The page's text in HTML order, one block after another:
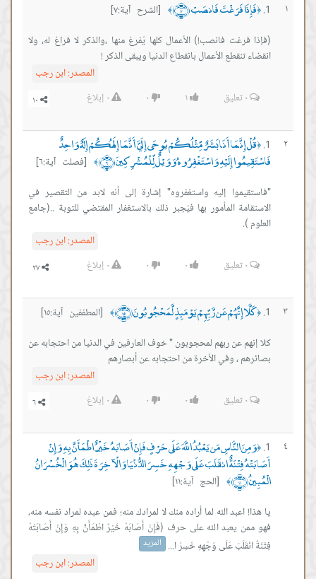
١ ﴿فَإِذَا فَرَغْتَ فَانصَبْ ﴿٧﴾ ﴾
[الشرح آية:٧]
(فإذا فرغت فانصب!) الأعمال كلها يُفرغ منها ،والذكر لا فراغ له، ولا
انقضاء تنقطع الأعمال بانقطاع الدنيا ويبقى الذكر !
المصدر:ابن رجب
٠تعليق ١ ٠ ٠ إبلاغ
٢ ﴿قُلْ إِنَّمَا أَنَا بَشَرٌ مِّثْلُكُمْ يُوحَى إِلَيَّ أَنَّمَا إِلَهُكُمْ إِلَهٌ وَاحِدٌ
فَاسْتَقِيمُوا إِلَيْهِ وَاسْتَغْفِرُوهُ وَوَيْلٌ لِّلْمُشْرِكِينَ ﴿٦﴾ ﴾
[فصلت آية:٦]
"فاستقيموا إليه واستغفروه" إشارة إلى أنه لابد من التقصير في
الاستقامة المأمور بها فيُجبر ذلك بالاستغفار المقتضي للتوبة ..(جامع
العلوم ).
المصدر:ابن رجب
٠تعليق ٠ ٠ ٠ إبلاغ
٣ ﴿كَلَّا إِنَّهُمْ عَن رَّبِّهِمْ يَوْمَئِذٍ لَّمَحْجُوبُونَ ﴿١٥﴾ ﴾
[المطففين آية:١٥]
كلا إنهم عن ربهم لمحجوبون " خوف العارفين في الدنيا من احتجابه عن
بصائرهم ، وفي الأخرة من احتجابه عن أبصارهم
المصدر:ابن رجب
٠تعليق ٠ ٠ ٠ إبلاغ
٤ ﴿وَمِنَ النَّاسِ مَن يَعْبُدُ اللَّهَ عَلَى حَرْفٍ فَإِنْ أَصَابَهُ خَيْرٌ اطْمَأَنَّ بِهِ وَإِنْ
أَصَابَتْهُ فِتْنَةٌ انقَلَبَ عَلَى وَجْهِهِ خَسِرَ الدُّنْيَا وَالْآخِرَةَ ذَلِكَ هُوَ الْخُسْرَانُ
الْمُبِينُ ﴿١١﴾ ﴾
[الحج آية:١١]
يا هذا! اعبد الله لما أراده منك لا لمرادك منه؛ فمن عبده لمراد نفسه منه،
فهو ممن يعبد الله على حرف (فَإِنْ أَصَابَهُ خَيْرٌ اطْمَأَنَّ بِهِ وَإِنْ أَصَابَتْهُ
فِتْنَةٌ انْقَلَبَ عَلَى وَجْهِهِ خَسِرَ ا... المزيد
المصدر:ابن رجب